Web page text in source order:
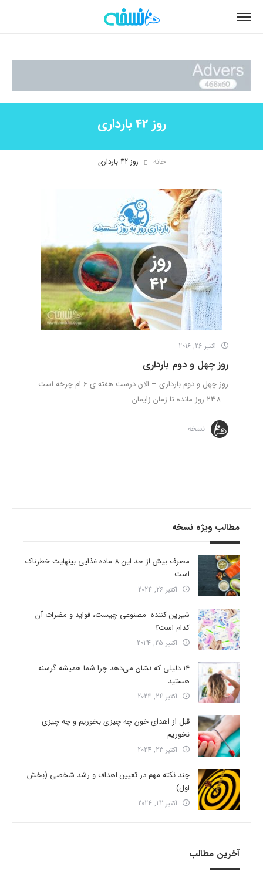
روز 42 بارداری
خانه روز 42 بارداری
اکتبر 26, 2016
روز چهل و دوم بارداری
روز چهل و دوم بارداری – الان درست هفته ی 6 ام چرخه است
– 238 روز مانده تا زمان زایمان ...
نسخه
مطالب ویژه نسخه
مصرف بیش از حد این 8 ماده غذایی بینهایت خطرناک
است
اکتبر 26, 2024
شیرین کننده مصنوعی چیست، فواید و مضرات آن
کدام است؟
اکتبر 25, 2024
14 دلیلی که نشان می‌دهد چرا شما همیشه گرسنه
هستید
اکتبر 24, 2024
قبل از اهدای خون چه چیزی بخوریم و چه چیزی
نخوریم
اکتبر 23, 2024
چند نکته مهم در تعیین اهداف و رشد شخصی (بخش
اول)
اکتبر 22, 2024
آخرین مطالب